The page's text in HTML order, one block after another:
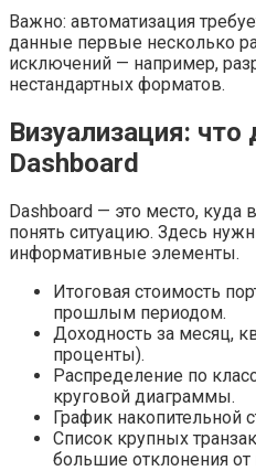
Важно: автоматизация
данные первые несколько
исключений — например,
нестандартных форматов.
Визуализация:
Dashboard
Dashboard — это место, куда
понять ситуацию. Здесь
информативные элементы.
Итоговая стоимость
прошлым периодом.
Доходность за месяц,
проценты).
Распределение по
круговой диаграммы.
График накопительной
Список крупных
большие отклонения